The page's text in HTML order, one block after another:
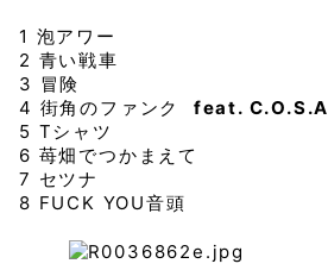
1 泡アワー
2 青い戦車
3 冒険
4 街角のファンク feat.
5 Tシャツ
6 苺畑でつかまえて
7 セツナ
8 FUCK YOU音頭